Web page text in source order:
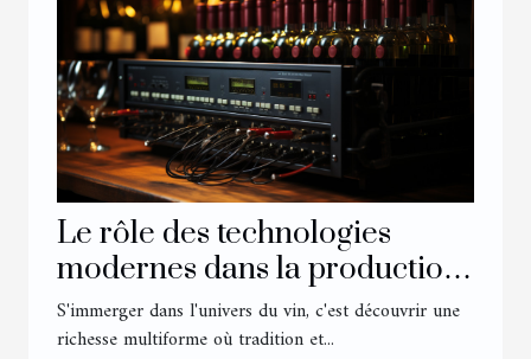
Le rôle des technologies
modernes dans la production
et la distribution du vin
S'immerger dans l'univers du vin, c'est découvrir une
richesse multiforme où tradition et...